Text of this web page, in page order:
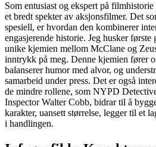
Som entusiast og ekspert på
et bredt spekter av aksjonsfilmer. Det
spesiell, er hvordan den kombinerer
engasjerende historie. Jeg husker første
unike kjemien mellom McClane og
inntrykk på meg. Denne kjemien fører
balanserer humor med alvor, og
samarbeid under press. Det er også
de mindre rollene, som NYPD
Inspector Walter Cobb, bidrar til å
karakter, uansett størrelse, legger til et
i handlingen.